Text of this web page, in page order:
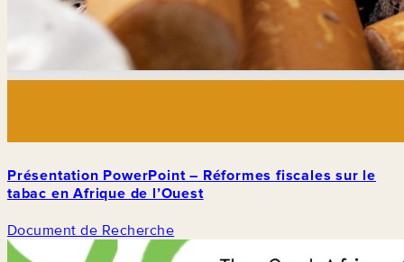
Présentation PowerPoint – Réformes fiscales sur le
tabac en Afrique de l’Ouest
Document de Recherche